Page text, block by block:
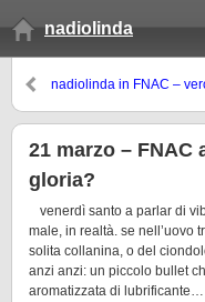
nadiolinda
nadiolinda in FNAC –
21 marzo –
gloria?
venerdì santo a parlar di
male, in realtà. se nell’uovo
solita collanina, o del
anzi anzi: un piccolo bullet
aromatizzata di lubrificante…